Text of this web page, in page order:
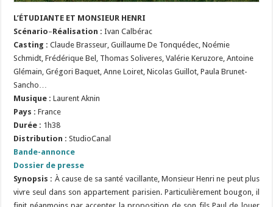
L’ÉTUDIANTE ET MONSIEUR HENRI
Scénario–Réalisation :Ivan Calbérac
Casting :Claude Brasseur, Guillaume De Tonquédec, Noémie
Schmidt, Frédérique Bel, Thomas Soliveres, Valérie Keruzore, Antoine
Glémain, Grégori Baquet, Anne Loiret, Nicolas Guillot, Paula Brunet-
Sancho…
Musique : Laurent Aknin
Pays : France
Durée : 1h38
Distribution : StudioCanal
Bande-annonce
Dossier de presse
Synopsis : À cause de sa santé vacillante, Monsieur Henri ne peut plus
vivre seul dans son appartement parisien. Particulièrement bougon, il